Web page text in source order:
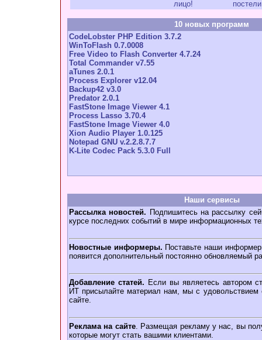
лицо! постели
10 новых программ
CodeLobster PHP Edition 3.7.2
WinToFlash 0.7.0008
Free Video to Flash Converter 4.7.24
Total Commander v7.55
aTunes 2.0.1
Process Explorer v12.04
Backup42 v3.0
Predator 2.0.1
FastStone Image Viewer 4.1
Process Lasso 3.70.4
FastStone Image Viewer 4.0
Xion Audio Player 1.0.125
Notepad GNU v.2.2.8.7.7
K-Lite Codec Pack 5.3.0 Full
Наши сервисы
Рассылка новостей. Подпишитесь на рассылку
курсе последних событий в мире информационных
Новостные информеры. Поставьте наши
появится дополнительный постоянно обновляемый
Добавление статей. Если вы являетесь автором
ИТ присылайте материал нам, мы с удовольствием
сайте.
Реклама на сайте. Размещая рекламу у нас, вы
которые могут стать вашими клиентами.